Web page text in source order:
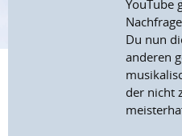
YouTube
Du nun
anderen
der nicht